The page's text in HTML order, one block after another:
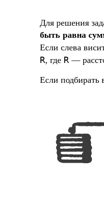
Для решения
быть равна
Если слева
R, где R —
Если подбирать